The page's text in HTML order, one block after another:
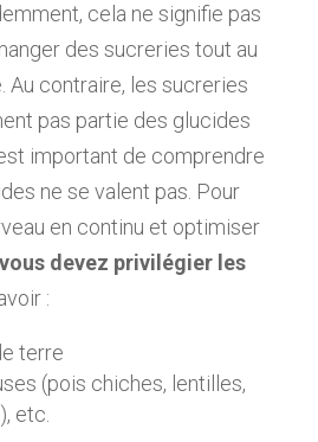
cela ne signifie pas
des sucreries tout au
Au contraire, les sucreries
pas partie des glucides
important de comprendre
ne se valent pas. Pour
en continu et optimiser
vous devez privilégier les
:
terre
(pois chiches, lentilles,
etc.